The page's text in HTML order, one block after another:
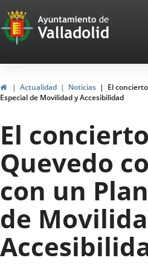
Portal
Web
del
Ayuntamiento
de
Valladolid
InicioActualidad Noticias
El
Especial de Movilidad y Accesibilidad
El
Quevedo
con un
de